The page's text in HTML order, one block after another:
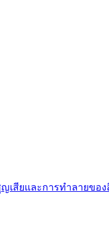
เสียและการทำลายขอ